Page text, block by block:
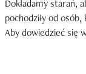
Dokładamy starań,
pochodziły od
Aby dowiedzieć się